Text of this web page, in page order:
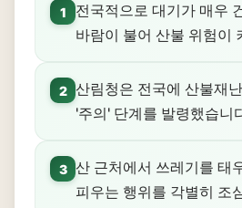
1
전국적으로 대기가 매우
바람이 불어 산불 위험이
2 산림청은 전국에 산불재
'주의' 단계를 발령했습니
3 산 근처에서 쓰레기를 태
피우는 행위를 각별히 조